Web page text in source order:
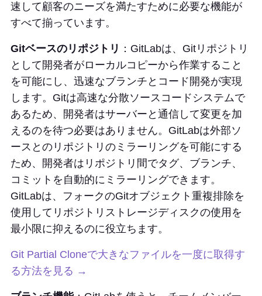
速して顧客のニーズを満たすために必要な機能が
すべて揃っています。
Gitベースのリポジトリ ：GitLabは、Gitリポジトリ
として開発者がローカルコピーから作業すること
を可能にし、迅速なブランチとコード開発が実現
します。Gitは高速な分散ソースコードシステムで
あるため、開発者はサーバーと通信して変更を加
えるのを待つ必要はありません。GitLabは外部ソ
ースとのリポジトリのミラーリングを可能にする
ため、開発者はリポジトリ間でタグ、ブランチ、
コミットを自動的にミラーリングできます。
GitLabは、フォークのGitオブジェクト重複排除を
使用してリポジトリストレージディスクの使用を
最小限に抑えるのに役立ちます。
Git Partial Cloneで大きなファイルを一度に取得す
る方法を見る →